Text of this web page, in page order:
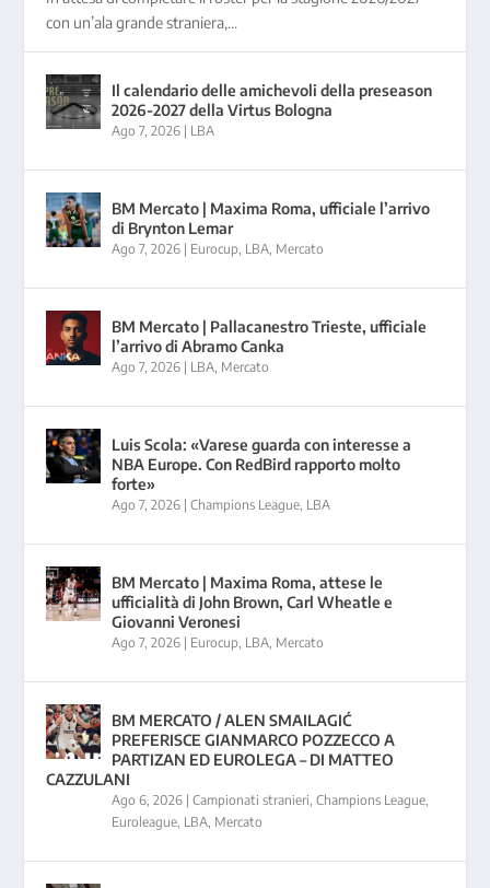
con un’ala grande straniera,...
Il calendario delle amichevoli della preseason
2026-2027 della Virtus Bologna
Ago 7, 2026 | LBA
BM Mercato | Maxima Roma, ufficiale l’arrivo
di Brynton Lemar
Ago 7, 2026 | Eurocup LBA Mercato
BM Mercato | Pallacanestro Trieste, ufficiale
l’arrivo di Abramo Canka
Ago 7, 2026 | LBA Mercato
Luis Scola: «Varese guarda con interesse a
NBA Europe. Con RedBird rapporto molto
forte»
Ago 7, 2026 |Champions League LBA
BM Mercato | Maxima Roma, attese le
ufficialità di John Brown, Carl Wheatle e
Giovanni Veronesi
Ago 7, 2026 | Eurocup LBA Mercato
BM MERCATO / ALEN SMAILAGIĆ
PREFERISCE GIANMARCO POZZECCO A
PARTIZAN ED EUROLEGA – DI MATTEO
CAZZULANI
Ago 6, 2026 |Campionati stranieri ,Champions League
Euroleague LBA Mercato